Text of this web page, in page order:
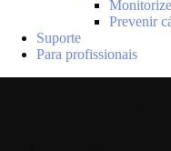
Prevenir
Suporte
Para profissionais